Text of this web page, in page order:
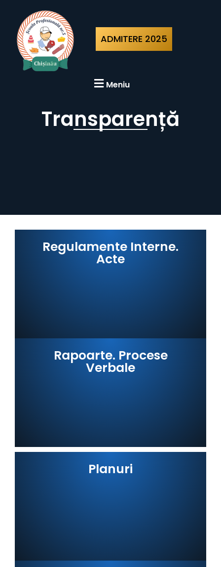
ADMITERE 2025
Meniu
Transparență
Regulamente Interne.
Acte
Rapoarte. Procese
Verbale
Planuri